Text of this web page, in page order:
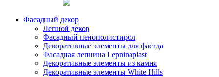
Фасадный декор
Лепной декор
Фасадный пенополистирол
Декоративные элементы для фасада
Фасадная лепнина Lepninaplast
Декоративные элементы из камня
Декоративные элементы White Hills